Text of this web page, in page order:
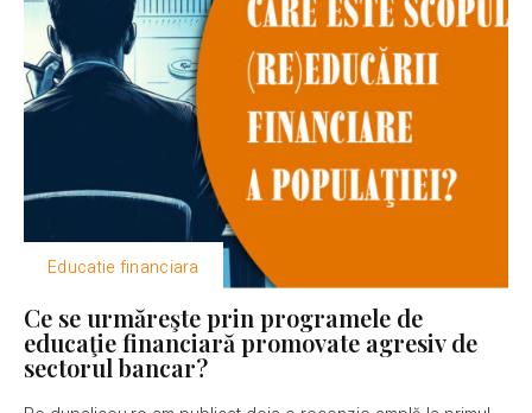
Educatie financiara
Ce se urmăreşte prin programele de
educaţie financiară promovate agresiv de
sectorul bancar?